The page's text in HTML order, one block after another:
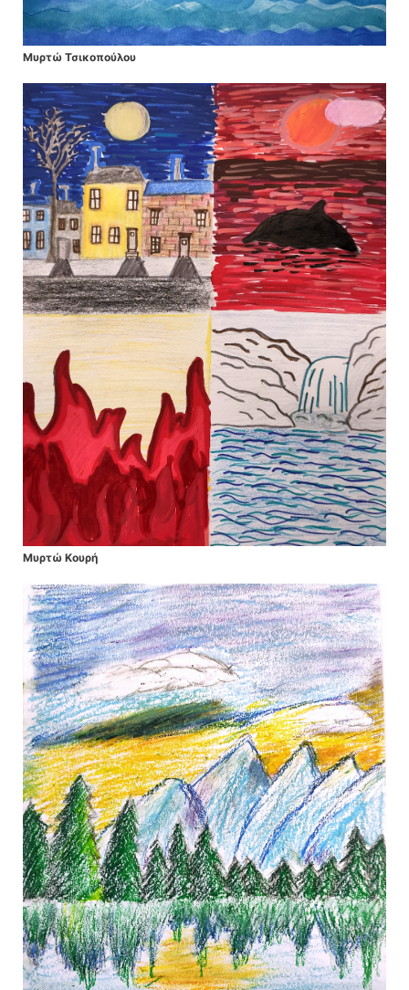
Μυρτώ Τσικοπούλου
Μυρτώ Κουρή